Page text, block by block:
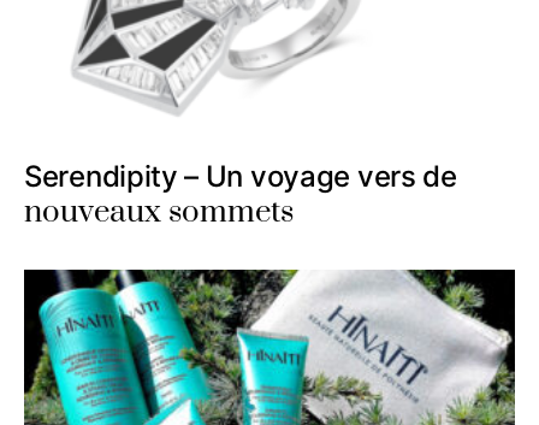
Serendipity – Un voyage vers de
nouveaux sommets